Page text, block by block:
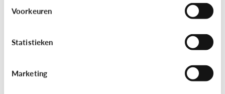
Voorkeuren
Statistieken
Marketing